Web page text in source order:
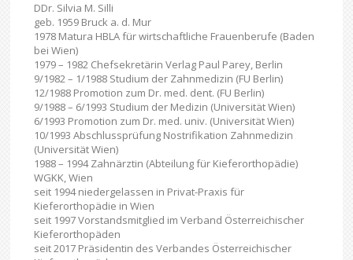
DDr. Silvia M. Silli
geb. 1959 Bruck a. d. Mur
1978 Matura HBLA für wirtschaftliche Frauenberufe (Baden
bei Wien)
1979 – 1982 Chefsekretärin Verlag Paul Parey, Berlin
9/1982 – 1/1988 Studium der Zahnmedizin (FU Berlin)
12/1988 Promotion zum Dr. med. dent. (FU Berlin)
9/1988 – 6/1993 Studium der Medizin (Universität Wien)
6/1993 Promotion zum Dr. med. univ. (Universität Wien)
10/1993 Abschlussprüfung Nostrifikation Zahnmedizin
(Universität Wien)
1988 – 1994 Zahnärztin (Abteilung für Kieferorthopädie)
WGKK, Wien
seit 1994 niedergelassen in Privat-Praxis für
Kieferorthopädie in Wien
seit 1997 Vorstandsmitglied im Verband Österreichischer
Kieferorthopäden
seit 2017 Präsidentin des Verbandes Österreichischer